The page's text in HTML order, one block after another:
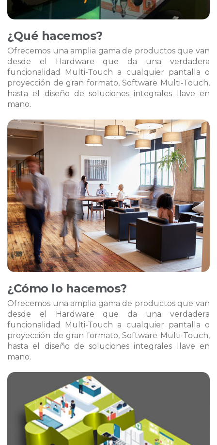
¿Qué hacemos?
Ofrecemos una amplia gama de productos que van
desde el Hardware que da una verdadera
funcionalidad Multi-Touch a cualquier pantalla o
proyección de gran formato, Software Multi-Touch,
hasta el diseño de soluciones integrales llave en
mano.
¿Cómo lo hacemos?
Ofrecemos una amplia gama de productos que van
desde el Hardware que da una verdadera
funcionalidad Multi-Touch a cualquier pantalla o
proyección de gran formato, Software Multi-Touch,
hasta el diseño de soluciones integrales llave en
mano.